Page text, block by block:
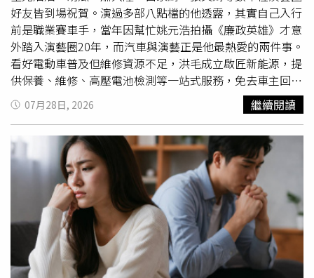
好友皆到場祝賀。演過多部八點檔的他透露，其實自己入行
前是職業賽車手，當年因幫忙姚元浩拍攝《廉政英雄》才意
外踏入演藝圈20年，而汽車與演藝正是他最熱愛的兩件事。
看好電動車普及但維修資源不足，洪毛成立啟匠新能源，提
供保養、維修、高壓電池檢測等一站式服務，免去車主回原
廠苦等一個月的困擾，同時也致力培育年輕技師人才。他強
調 創業初衷在於服務而非賺錢，目前透過AI與團隊分工，能
讚「電動車就是未來趨勢」；身為電動車主的林道遠及打算
換車的郭忠祐也開心表示，以後保養維修有了最專業的據
點。面對好友相挺，洪毛感性表示絕不辜負大家期待，希望
為台灣新能源產業盡一份心力。綜藝天王胡瓜及眾多星友到
場祝賀。（圖／民視）
07月28日, 2026 繼續閱讀